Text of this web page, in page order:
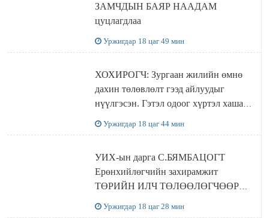
ЗАМЧДЫН БАЯР НААДАМ
цуцлагдлаа
Уржигдар 18 цаг 49 мин
ХОХИРОГЧ: Зургаан жилийн өмнө
дахин төлөвлөлт гээд айлуудыг
нүүлгэсэн. Гэтэл одоог хүртэл хашаа
Уржигдар 18 цаг 44 мин
УИХ-ын дарга С.БЯМБАЦОГТ
Ерөнхийлөгчийн захирамжит
ТӨРИЙН ИЛЧ ТӨЛӨӨЛӨГЧӨӨР
Уржигдар 18 цаг 28 мин